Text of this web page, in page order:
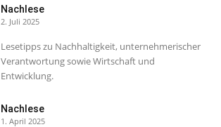
Nachlese
2. Juli 2025
Lesetipps zu Nachhaltigkeit, unternehmerischer
Verantwortung sowie Wirtschaft und
Entwicklung.
Nachlese
1. April 2025